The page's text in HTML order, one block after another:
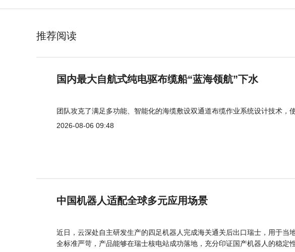
推荐阅读
国内最大自航式纯电驱布缆船“蓝海领航”下水
团队攻克了满足多功能、智能化的海缆敷设双通道布缆作业系统设计技术，
2026-08-06 09:48
中国机器人适配全球多元应用场景
近日，云深处自主研发生产的四足机器人完成海关通关后出口瑞士，用于当
全标准严苛，产品能够在瑞士核电站成功落地，充分印证国产机器人的稳定